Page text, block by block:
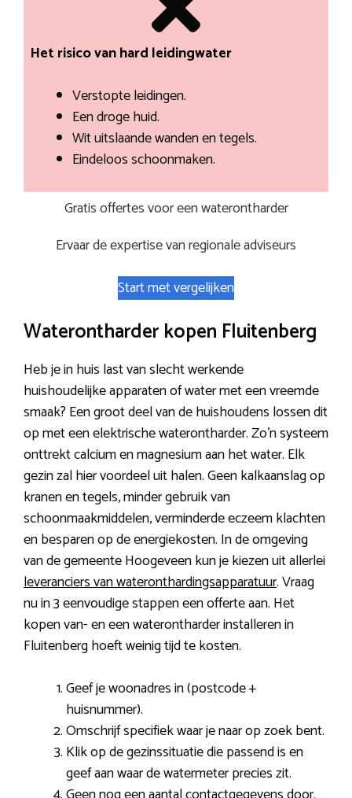
Het risico van hard leidingwater
Verstopte leidingen.
Een droge huid.
Wit uitslaande wanden en tegels.
Eindeloos schoonmaken.
Gratis offertes voor een waterontharder
Ervaar de expertise van regionale adviseurs
Start met vergelijken
Waterontharder kopen Fluitenberg
Heb je in huis last van slecht werkende
huishoudelijke apparaten of water met een vreemde
smaak? Een groot deel van de huishoudens lossen dit
op met een elektrische waterontharder. Zo’n systeem
onttrekt calcium en magnesium aan het water. Elk
gezin zal hier voordeel uit halen. Geen kalkaanslag op
kranen en tegels, minder gebruik van
schoonmaakmiddelen, verminderde eczeem klachten
en besparen op de energiekosten. In de omgeving
van de gemeente Hoogeveen kun je kiezen uit allerlei
leveranciers van wateronthardingsapparatuur. Vraag
nu in 3 eenvoudige stappen een offerte aan. Het
kopen van- en een waterontharder installeren in
Fluitenberg hoeft weinig tijd te kosten.
Geef je woonadres in (postcode +
huisnummer).
Omschrijf specifiek waar je naar op zoek bent.
Klik op de gezinssituatie die passend is en
geef aan waar de watermeter precies zit.